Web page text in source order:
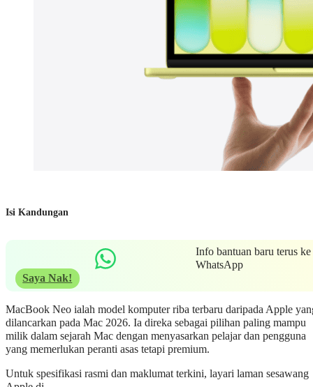
Isi Kandungan
Info bantuan baru terus ke
WhatsApp
Saya Nak!
MacBook Neo ialah model komputer riba terbaru daripada Apple
dilancarkan pada Mac 2026. Ia direka sebagai pilihan paling mampu
milik dalam sejarah Mac dengan menyasarkan pelajar dan pengguna
yang memerlukan peranti asas tetapi premium.
Untuk spesifikasi rasmi dan maklumat terkini, layari laman sesawang